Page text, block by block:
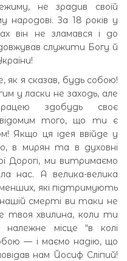
не зрадив своїй
народові. За 18 років у
він не зламався і до
служити Богу й
як я сказав, будь собою!
у ласки не заходь, але
здобудь своє
того, що ти є
Якщо ця ідея ввійде у
в мирян та в духовні
Дорогі, ми витримаємо
нас. А велика-велика
які підтримують
смерті ви таки не
твоя хвилина, коли ти
місце “в колі
— і маємо надію, що
нам Йосиф Сліпий!